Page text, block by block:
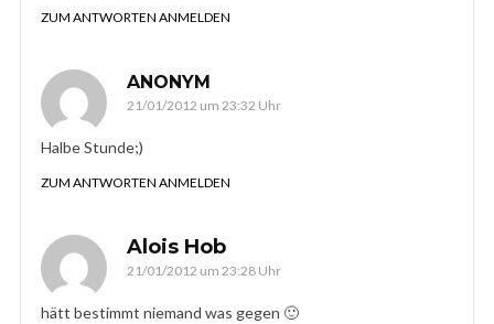
ZUM ANTWORTEN ANMELDEN
ANONYM
21/01/2012 um 23:32 Uhr
Halbe Stunde;)
ZUM ANTWORTEN ANMELDEN
Alois Hob
21/01/2012 um 23:28 Uhr
hätt bestimmt niemand was gegen 🙂